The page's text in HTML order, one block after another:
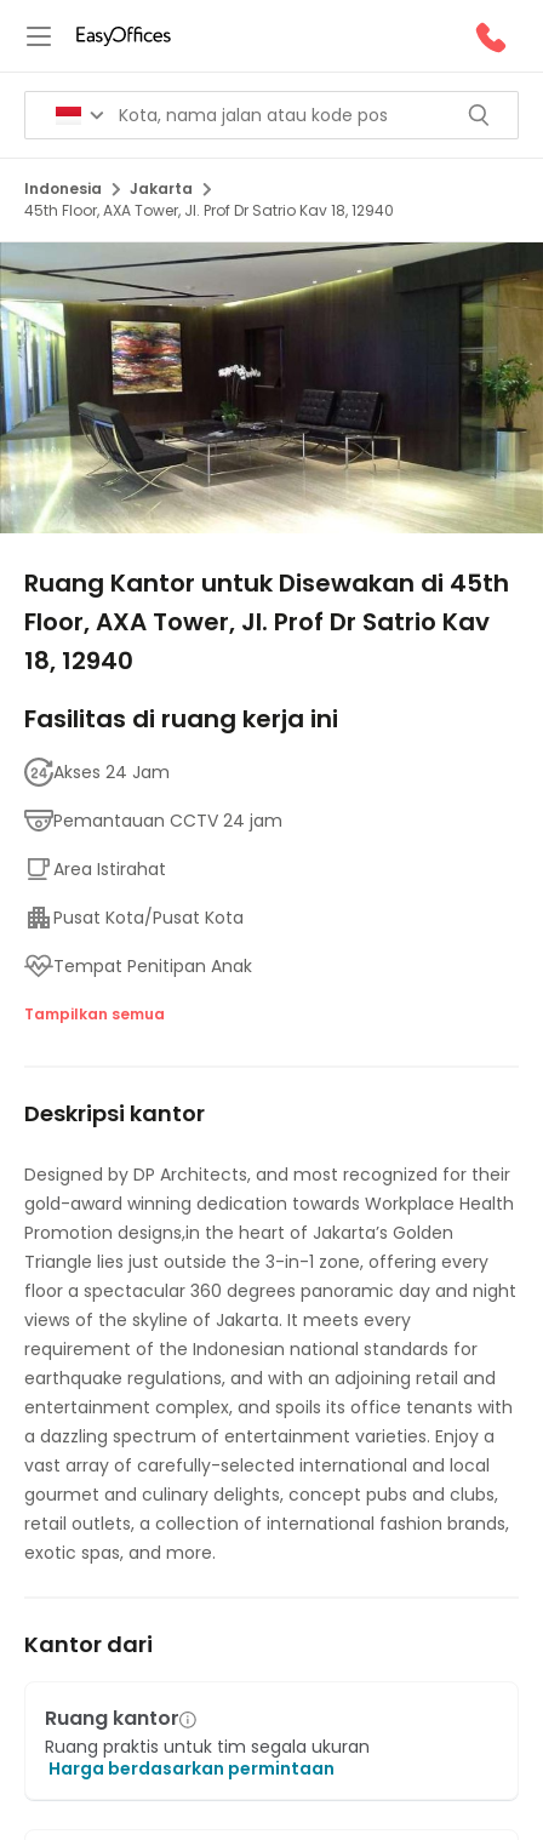
Indonesia
Jakarta
45th Floor, AXA Tower, Jl. Prof Dr Satrio Kav 18, 12940
Ruang Kantor untuk Disewakan di 45th
Floor, AXA Tower, Jl. Prof Dr Satrio Kav
18, 12940
Fasilitas di ruang kerja ini
Akses 24 Jam
Pemantauan CCTV 24 jam
Area Istirahat
Pusat Kota/Pusat Kota
Tempat Penitipan Anak
Fasilitas untuk penyandang disabilitas
Jaringan transportasi utama
Restoran Makan Siang di Tempat
Parkir
Akses internet berkecepatan tinggi
Kamar mandi
Kontrol suhu
Studio konferensi video
Tampilkan semua
Deskripsi kantor
Designed by DP Architects, and most recognized for their
gold-award winning dedication towards Workplace Health
Promotion designs,in the heart of Jakarta’s Golden
Triangle lies just outside the 3-in-1 zone, offering every
floor a spectacular 360 degrees panoramic day and night
views of the skyline of Jakarta. It meets every
requirement of the Indonesian national standards for
earthquake regulations, and with an adjoining retail and
entertainment complex, and spoils its office tenants with
a dazzling spectrum of entertainment varieties. Enjoy a
vast array of carefully-selected international and local
gourmet and culinary delights, concept pubs and clubs,
retail outlets, a collection of international fashion brands,
exotic spas, and more.
Kantor dari
Ruang kantor
Ruang praktis untuk tim segala ukuran
Harga berdasarkan permintaan